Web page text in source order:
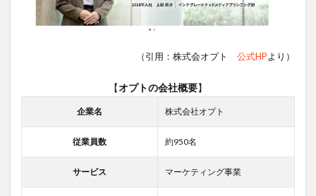
（引用：株式会オプト 公式HPより）
【オプトの会社概要】
企業名 株式会社オプト
従業員数 約950名
サービス マーケティング事業